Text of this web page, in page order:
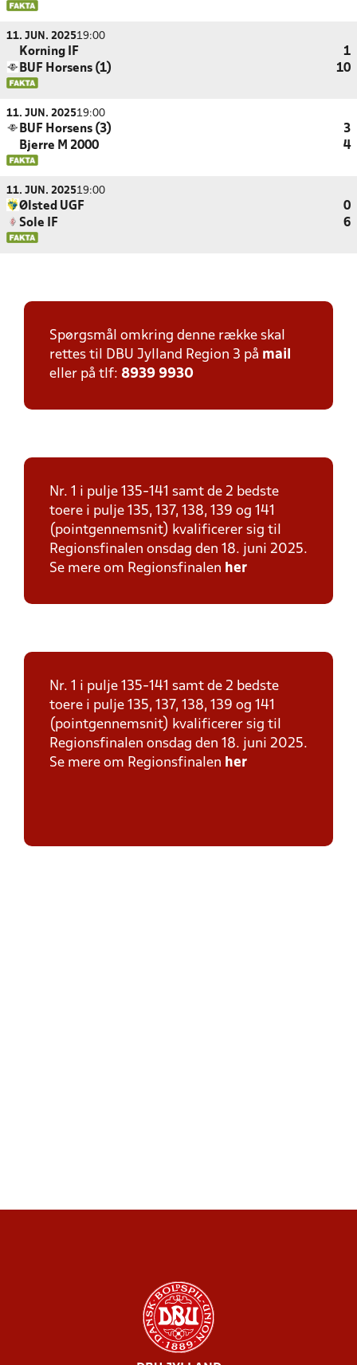
11. JUN. 202519:00
Korning IF
1
BUF Horsens (1)
10
11. JUN. 202519:00
BUF Horsens (3)
3
Bjerre M 2000
4
11. JUN. 202519:00
Ølsted UGF
0
Sole IF
6
Spørgsmål omkring denne række skal
rettes til DBU Jylland Region 3 på mail
eller på tlf: 8939 9930
Nr. 1 i pulje 135-141 samt de 2 bedste
toere i pulje 135, 137, 138, 139 og 141
(pointgennemsnit) kvalificerer sig til
Regionsfinalen onsdag den 18. juni 2025.
Se mere om Regionsfinalen her
Nr. 1 i pulje 135-141 samt de 2 bedste
toere i pulje 135, 137, 138, 139 og 141
(pointgennemsnit) kvalificerer sig til
Regionsfinalen onsdag den 18. juni 2025.
Se mere om Regionsfinalen her